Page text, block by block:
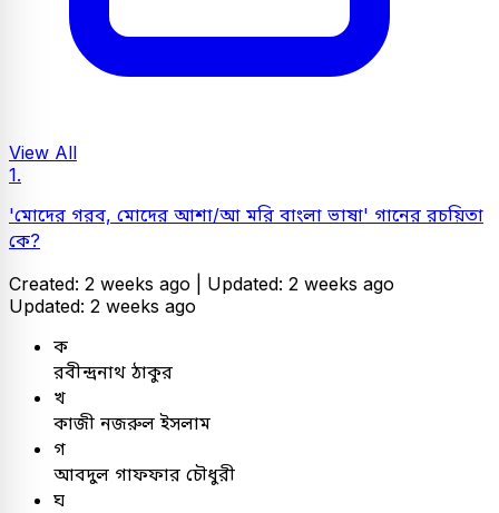
View All
1.
'মোদের গরব, মোদের আশা/আ মরি বাংলা ভাষা' গানের রচয়িতা
কে?
Created: 2 weeks ago | Updated: 2 weeks ago
Updated: 2 weeks ago
ক
রবীন্দ্রনাথ ঠাকুর
খ
কাজী নজরুল ইসলাম
গ
আবদুল গাফফার চৌধুরী
ঘ